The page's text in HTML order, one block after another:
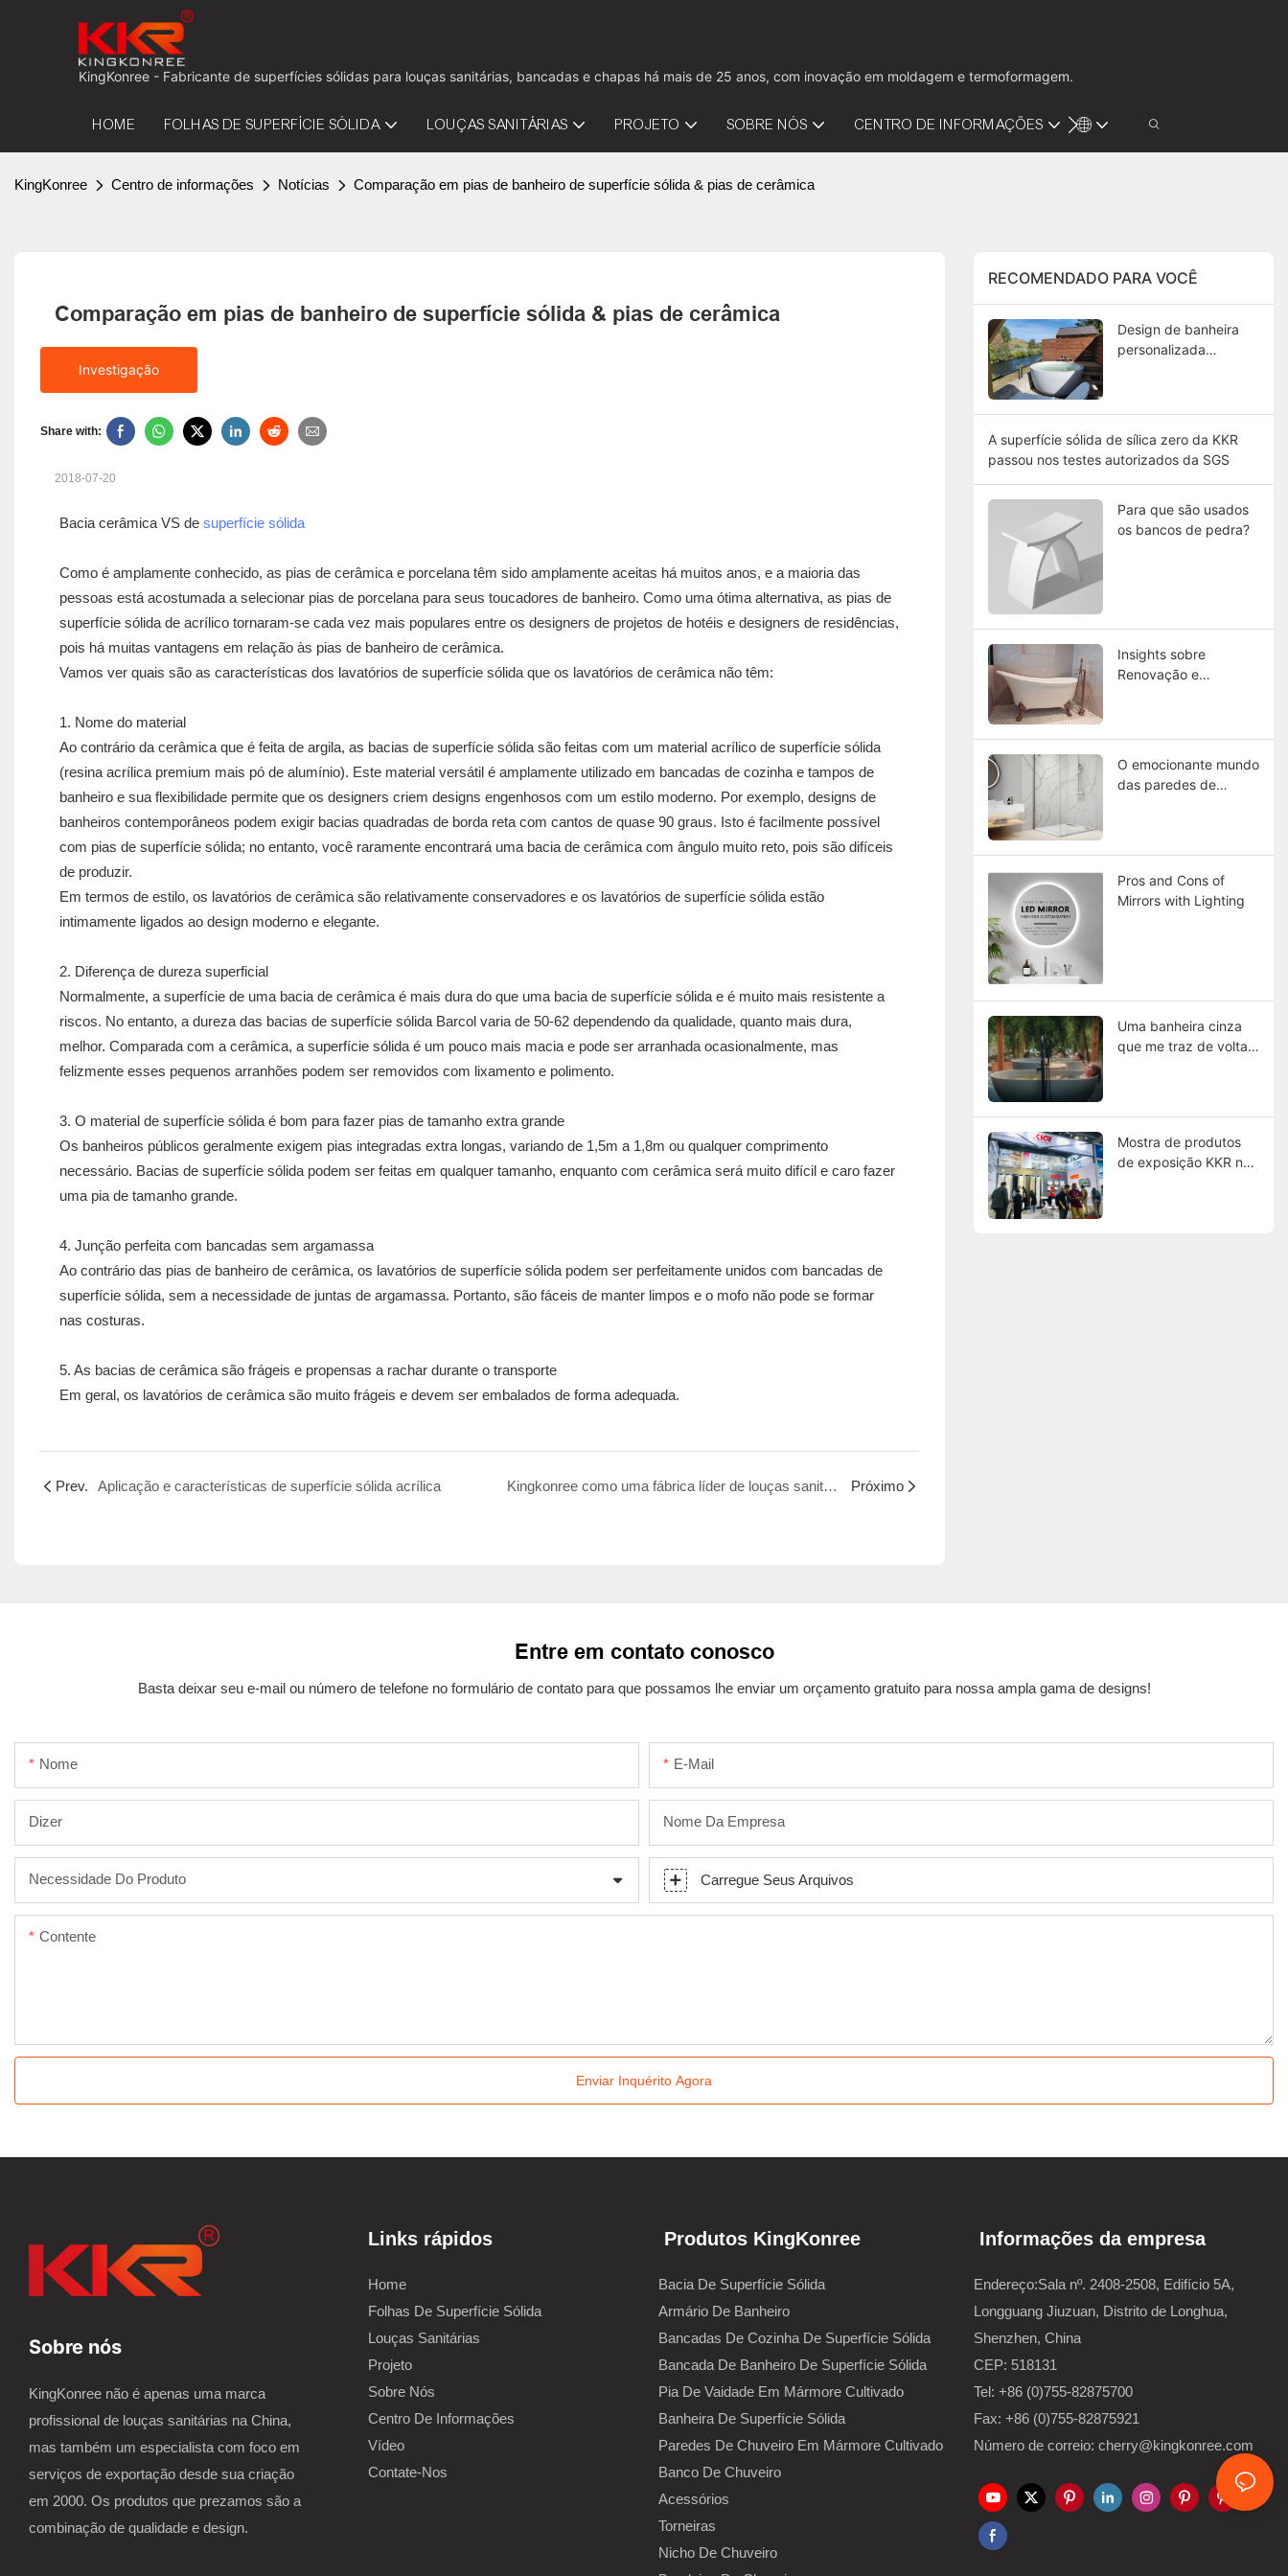
KingKonree - Fabricante de superfícies sólidas para louças sanitárias, bancadas e chapas há mais de 25 anos, com inovação em moldagem e termoformagem.
HOME FOLHAS DE SUPERFÍCIE SÓLIDA LOUÇAS SANITÁRIAS PROJETO SOBRE NÓS CENTRO DE INFORMAÇÕES VÍDEO
KingKonree Centro de informações Notícias Comparação em pias de banheiro de superfície sólida & pias de cerâmica
Comparação em pias de banheiro de superfície sólida & pias de cerâmica
Investigação
Share with:
2018-07-20
Bacia cerâmica VS de superfície sólida
Como é amplamente conhecido, as pias de cerâmica e porcelana têm sido amplamente aceitas há muitos anos, e a maioria das
pessoas está acostumada a selecionar pias de porcelana para seus toucadores de banheiro. Como uma ótima alternativa, as pias de
superfície sólida de acrílico tornaram-se cada vez mais populares entre os designers de projetos de hotéis e designers de residências,
pois há muitas vantagens em relação às pias de banheiro de cerâmica.
Vamos ver quais são as características dos lavatórios de superfície sólida que os lavatórios de cerâmica não têm:
1. Nome do material
Ao contrário da cerâmica que é feita de argila, as bacias de superfície sólida são feitas com um material acrílico de superfície sólida
(resina acrílica premium mais pó de alumínio). Este material versátil é amplamente utilizado em bancadas de cozinha e tampos de
banheiro e sua flexibilidade permite que os designers criem designs engenhosos com um estilo moderno. Por exemplo, designs de
banheiros contemporâneos podem exigir bacias quadradas de borda reta com cantos de quase 90 graus. Isto é facilmente possível
com pias de superfície sólida; no entanto, você raramente encontrará uma bacia de cerâmica com ângulo muito reto, pois são difíceis
de produzir.
Em termos de estilo, os lavatórios de cerâmica são relativamente conservadores e os lavatórios de superfície sólida estão
intimamente ligados ao design moderno e elegante.
2. Diferença de dureza superficial
Normalmente, a superfície de uma bacia de cerâmica é mais dura do que uma bacia de superfície sólida e é muito mais resistente a
riscos. No entanto, a dureza das bacias de superfície sólida Barcol varia de 50-62 dependendo da qualidade, quanto mais dura,
melhor. Comparada com a cerâmica, a superfície sólida é um pouco mais macia e pode ser arranhada ocasionalmente, mas
felizmente esses pequenos arranhões podem ser removidos com lixamento e polimento.
3. O material de superfície sólida é bom para fazer pias de tamanho extra grande
Os banheiros públicos geralmente exigem pias integradas extra longas, variando de 1,5m a 1,8m ou qualquer comprimento
necessário. Bacias de superfície sólida podem ser feitas em qualquer tamanho, enquanto com cerâmica será muito difícil e caro fazer
uma pia de tamanho grande.
4. Junção perfeita com bancadas sem argamassa
Ao contrário das pias de banheiro de cerâmica, os lavatórios de superfície sólida podem ser perfeitamente unidos com bancadas de
superfície sólida, sem a necessidade de juntas de argamassa. Portanto, são fáceis de manter limpos e o mofo não pode se formar
nas costuras.
5. As bacias de cerâmica são frágeis e propensas a rachar durante o transporte
Em geral, os lavatórios de cerâmica são muito frágeis e devem ser embalados de forma adequada.
Prev. Aplicação e características de superfície sólida acrílica Kingkonree como uma fábrica líder de louças sanitárias de superfície sólida Próximo
RECOMENDADO PARA VOCÊ
Design de banheira
personalizada
A superfície sólida de sílica zero da KKR
passou nos testes autorizados da SGS
Para que são usados ​​
os bancos de pedra?
Insights sobre
Renovação e
Banheira de Superfície
Sólida
O emocionante mundo
das paredes de
Pros and Cons of
Mirrors with Lighting
Uma banheira cinza
que me traz de volta à
Mostra de produtos
de exposição KKR na
Entre em contato conosco
Basta deixar seu e-mail ou número de telefone no formulário de contato para que possamos lhe enviar um orçamento gratuito para nossa ampla gama de designs!
Nome E-Mail
Dizer Nome Da Empresa
Necessidade Do Produto Carregue Seus Arquivos
Contente
Enviar Inquérito Agora
Sobre nós
KingKonree não é apenas uma marca
profissional de louças sanitárias na China,
mas também um especialista com foco em
serviços de exportação desde sua criação
em 2000. Os produtos que prezamos são a
combinação de qualidade e design.
Links rápidos
Home
Folhas De Superfície Sólida
Louças Sanitárias
Projeto
Sobre Nós
Centro De Informações
Vídeo
Contate-Nos
Produtos KingKonree
Bacia De Superfície Sólida
Armário De Banheiro
Bancadas De Cozinha De Superfície Sólida
Bancada De Banheiro De Superfície Sólida
Pia De Vaidade Em Mármore Cultivado
Banheira De Superfície Sólida
Paredes De Chuveiro Em Mármore Cultivado
Banco De Chuveiro
Acessórios
Torneiras
Nicho De Chuveiro
Informações da empresa
Endereço:Sala nº. 2408-2508, Edifício 5A,
Longguang Jiuzuan, Distrito de Longhua,
Shenzhen, China
CEP: 518131
Tel: +86 (0)755-82875700
Fax: +86 (0)755-82875921
Número de correio: cherry@kingkonree.com